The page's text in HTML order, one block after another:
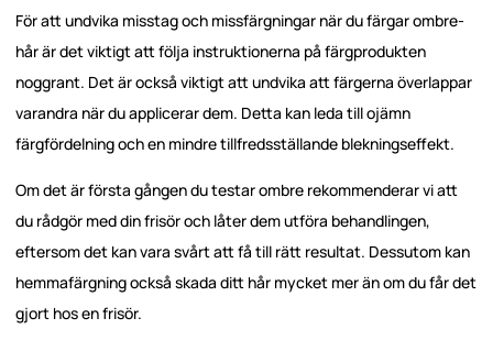
För att undvika misstag och missfärgningar när du färgar ombre-
hår är det viktigt att följa instruktionerna på färgprodukten
noggrant. Det är också viktigt att undvika att färgerna överlappar
varandra när du applicerar dem. Detta kan leda till ojämn
färgfördelning och en mindre tillfredsställande blekningseffekt.
Om det är första gången du testar ombre rekommenderar vi att
du rådgör med din frisör och låter dem utföra behandlingen,
eftersom det kan vara svårt att få till rätt resultat. Dessutom kan
hemmafärgning också skada ditt hår mycket mer än om du får det
gjort hos en frisör.